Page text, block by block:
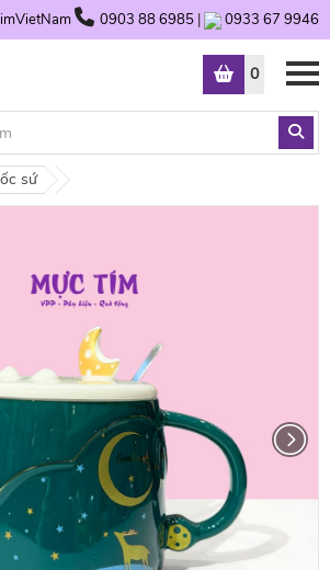
0903 88 6985 | 0933 67 9946
0
sứ